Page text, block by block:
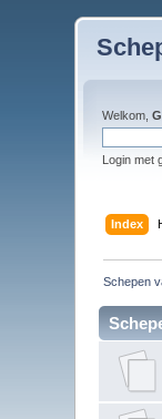
Welkom,
Login met
Index
Schepen